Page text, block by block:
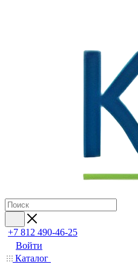
+7 812 490-46-25
Войти
Каталог